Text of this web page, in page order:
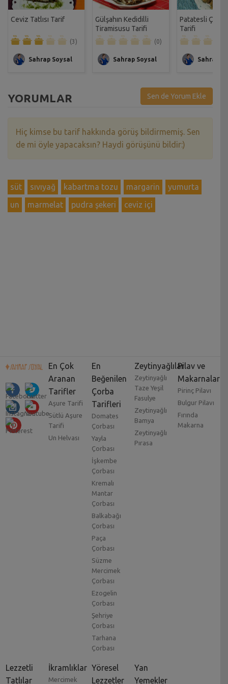
Ceviz Tatlısı Tarif
(3)
Sahrap Soysal
Gülşahın Kedidilli
Tiramisusu Tarifi
(0)
Sahrap Soysal
Patatesli Çıtır
Tarifi
Sahrap
YORUMLAR Sen de Yorum Ekle
Hiç kimse bu tarif hakkında görüş bildirmemiş. Sen
de mi öyle yapacaksın? Haydi görüşünü bildir:)
süt sıvıyağ kabartma tozu margarin
yumurta
un
marmelat pudra şekeri ceviz içi
En Çok
Aranan
Tarifler
Aşure Tarifi
Sütlü Aşure
Tarifi
Un Helvası
En
Beğenilen
Çorba
Tarifleri
Domates
Çorbası
Yayla
Çorbası
İşkembe
Çorbası
Kremalı
Mantar
Çorbası
Balkabağı
Çorbası
Paça
Çorbası
Süzme
Mercimek
Çorbası
Ezogelin
Çorbası
Şehriye
Çorbası
Tarhana
Çorbası
Zeytinyağlılar
Zeytinyağlı
Taze Yeşil
Fasulye
Zeytinyağlı
Bamya
Zeytinyağlı
Pırasa
Pilav ve
Makarnalar
Pirinç Pilavı
Bulgur Pilavı
Fırında
Makarna
Lezzetli
Tatlılar
İkramlıklar
Mercimek
Yöresel
Lezzetler
Yan
Yemekler